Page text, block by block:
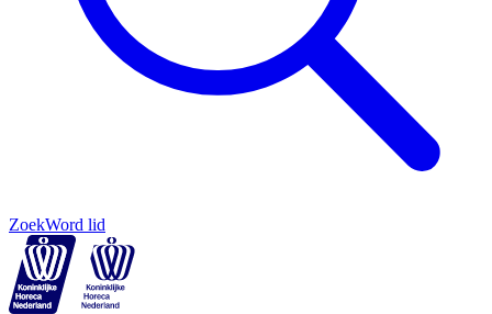
ZoekWord lid